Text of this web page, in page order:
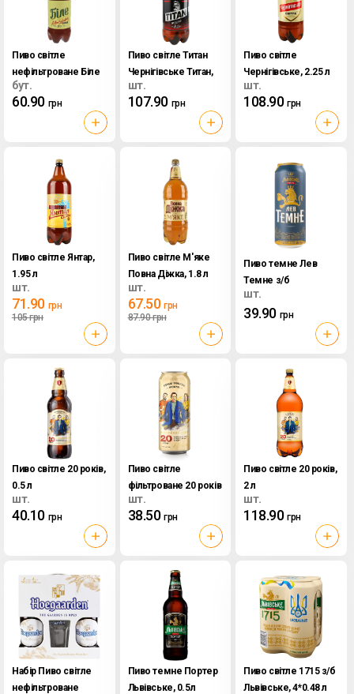
Пиво світле
нефільтроване Біле
Чернігівське, 0.9 л
бут.
60.90 грн
Пиво світле Титан
Чернігівське Титан,
1.95 л
шт.
107.90 грн
Пиво світле
Чернігівське, 2.25 л
шт.
108.90 грн
Пиво світле Янтар,
1.95 л
шт.
71.90 грн
105грн
Пиво світле М'яке
Повна Діжка, 1.8 л
шт.
67.50 грн
87.90грн
Пиво темне Лев
Темне з/б
Львівське, 0.48 л
шт.
39.90 грн
Пиво світле 20 років,
0.5 л
шт.
40.10 грн
Пиво світле
фільтроване 20 років
з/б Перша приватна
броварня, 0.5 л
шт.
38.50 грн
Пиво світле 20 років,
2 л
шт.
118.90 грн
Набір Пиво світле
нефільтроване
Пиво темне Портер
Львівське, 0.5л
Пиво світле 1715 з/б
Львівське, 4*0.48 л